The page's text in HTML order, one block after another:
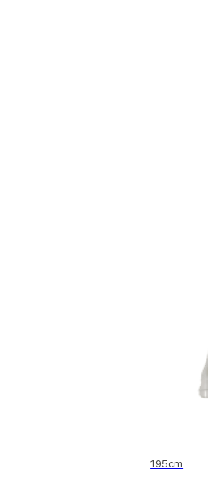
195cm